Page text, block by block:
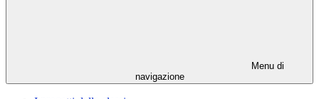
Menu di
navigazione